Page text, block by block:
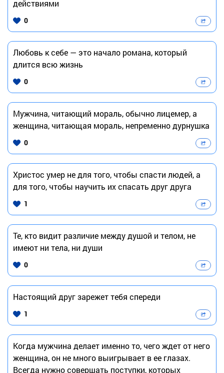
действиями
0
Любовь к себе — это начало романа, который
длится всю жизнь
0
Мужчина, читающий мораль, обычно лицемер, а
женщина, читающая мораль, непременно дурнушка
0
Христос умер не для того, чтобы спасти людей, а
для того, чтобы научить их спасать друг друга
1
Те, кто видит различие между душой и телом, не
имеют ни тела, ни души
0
Настоящий друг зарежет тебя спереди
1
Когда мужчина делает именно то, чего ждет от него
женщина, он не много выигрывает в ее глазах.
Всегда нужно совершать поступки, которых